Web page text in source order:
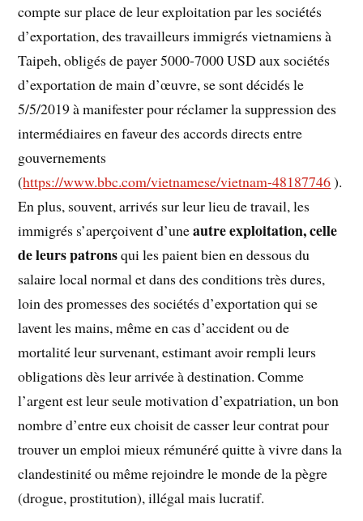
compte sur place de leur exploitation par les sociétés
d’exportation, des travailleurs immigrés vietnamiens à
Taipeh, obligés de payer 5000-7000 USD aux sociétés
d’exportation de main d’œuvre, se sont décidés le
5/5/2019 à manifester pour réclamer la suppression des
intermédiaires en faveur des accords directs entre
gouvernements
(https://www.bbc.com/vietnamese/vietnam-48187746).
En plus, souvent, arrivés sur leur lieu de travail, les
immigrés s’aperçoivent d’uneautre exploitation, celle
de leurs patronsqui les paient bien en dessous du
salaire local normal et dans des conditions très dures,
loin des promesses des sociétés d’exportation qui se
lavent les mains, même en cas d’accident ou de
mortalité leur survenant, estimant avoir rempli leurs
obligations dès leur arrivée à destination. Comme
l’argent est leur seule motivation d’expatriation, un bon
nombre d’entre eux choisit de casser leur contrat pour
trouver un emploi mieux rémunéré quitte à vivre dans la
clandestinité ou même rejoindre le monde de la pègre
(drogue, prostitution), illégal mais lucratif.